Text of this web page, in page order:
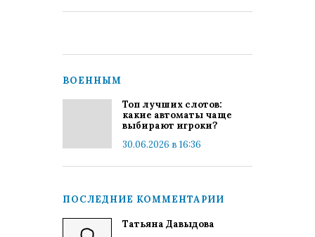
ВОЕННЫМ
Топ лучших слотов:
какие автоматы чаще
выбирают игроки?
30.06.2026 в 16:36
ПОСЛЕДНИЕ КОММЕНТАРИИ
Татьяна Давыдова